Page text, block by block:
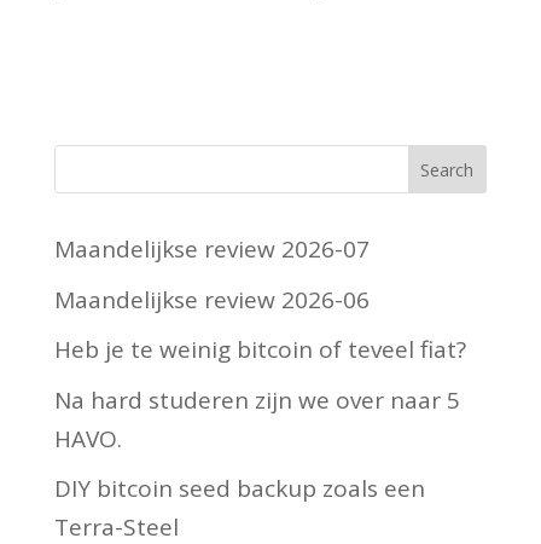
Maandelijkse review 2026-07
Maandelijkse review 2026-06
Heb je te weinig bitcoin of teveel fiat?
Na hard studeren zijn we over naar 5
HAVO.
DIY bitcoin seed backup zoals een
Terra-Steel